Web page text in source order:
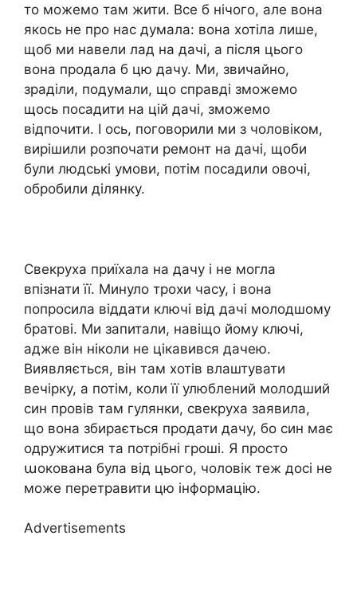
то можемо там жити. Все б нічого, але вона
якось не про нас думала: вона хотіла лише,
щоб ми навели лад на дачі, а після цього
вона продала б цю дачу. Ми, звичайно,
зраділи, подумали, що справді зможемо
щось посадити на цій дачі, зможемо
відпочити. І ось, поговорили ми з чоловіком,
вирішили розпочати ремонт на дачі, щоби
були людські умови, потім посадили овочі,
обробили ділянку.
Свекруха приїхала на дачу і не могла
впізнати її. Минуло трохи часу, і вона
попросила віддати ключі від дачі молодшому
братові. Ми запитали, навіщо йому ключі,
адже він ніколи не цікавився дачею.
Виявляється, він там хотів влаштувати
вечірку, а потім, коли її улюблений молодший
син провів там гулянки, свекруха заявила,
що вона збирається продати дачу, бо син має
одружитися та потрібні гроші. Я просто
աокована була від цього, чоловік теж досі не
може перетравити цю інформацію.
Advertisements